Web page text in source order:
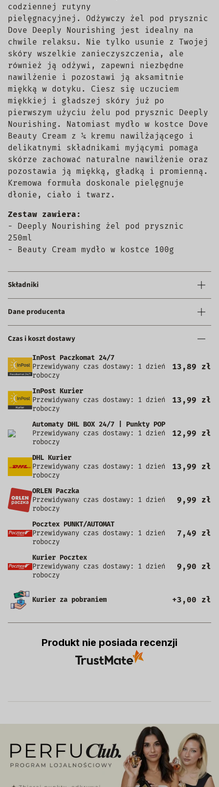
codziennej rutyny
pielęgnacyjnej. Odżywczy żel pod prysznic
Dove Deeply Nourishing jest idealny na
chwile relaksu. Nie tylko usunie z Twojej
skóry wszelkie zanieczyszczenia, ale
również ją odżywi, zapewni niezbędne
nawilżenie i pozostawi ją aksamitnie
miękką w dotyku. Ciesz się uczuciem
miękkiej i gładszej skóry już po
pierwszym użyciu żelu pod prysznic Deeply
Nourishing. Natomiast mydło w kostce Dove
Beauty Cream z ¼ kremu nawilżającego i
delikatnymi składnikami myjącymi pomaga
skórze zachować naturalne nawilżenie oraz
pozostawia ją miękką, gładką i promienną.
Kremowa formuła doskonale pielęgnuje
dłonie, ciało i twarz.
Zestaw zawiera:
- Deeply Nourishing żel pod prysznic
250ml
- Beauty Cream mydło w kostce 100g
Składniki
Dane producenta
Czas i koszt dostawy
InPost Paczkomat 24/7
Przewidywany czas dostawy: 1 dzień
roboczy
13,89 zł
InPost Kurier
Przewidywany czas dostawy: 1 dzień
roboczy
13,99 zł
Automaty DHL BOX 24/7 | Punkty POP
Przewidywany czas dostawy: 1 dzień
roboczy
12,99 zł
DHL Kurier
Przewidywany czas dostawy: 1 dzień
roboczy
13,99 zł
ORLEN Paczka
Przewidywany czas dostawy: 1 dzień
roboczy
9,99 zł
Pocztex PUNKT/AUTOMAT
Przewidywany czas dostawy: 1 dzień
roboczy
7,49 zł
Kurier Pocztex
Przewidywany czas dostawy: 1 dzień
roboczy
9,90 zł
Kurier za pobraniem +3,00 zł
Produkt nie posiada recenzji